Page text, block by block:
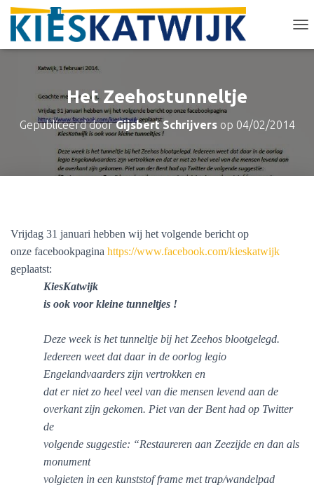
O
Het Zeehostunneltje
Gepubliceerd doorGijsbert Schrijversop 04/02/2014
Vrijdag 31 januari hebben wij het volgende bericht op
onze facebookpagina https://www.facebook.com/kieskatwijk
geplaatst:
KiesKatwijk
is ook voor kleine tunneltjes !
Deze week is het tunneltje bij het Zeehos blootgelegd.
Iedereen weet dat daar in de oorlog legio
Engelandvaarders zijn vertrokken en
dat er niet zo heel veel van die mensen levend aan de
overkantzijn gekomen. Piet van der Bent had op Twitter
de
volgende suggestie: “Restaureren aan Zeezijde en dan als
monument
volgieten in een kunststof frame met trap/wandelpad